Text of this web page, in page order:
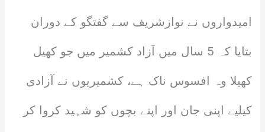
امیدواروں نے نوازشریف سے گفتگو کے دوران
بتایا کہ 5 سال میں آزاد کشمیر میں جو کھیل
کھیلا وہ افسوس ناک ہے، کشمیریوں نے آزادی
کیلیے اپنی جان اور اپنے بچوں کو شہید کروا کر